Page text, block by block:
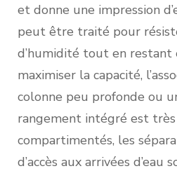
et donne une impression
peut être traité pour
d’humidité tout en restant
maximiser la capacité,
colonne peu profonde ou
rangement intégré est très
compartimentés, les
d’accès aux arrivées d’eau